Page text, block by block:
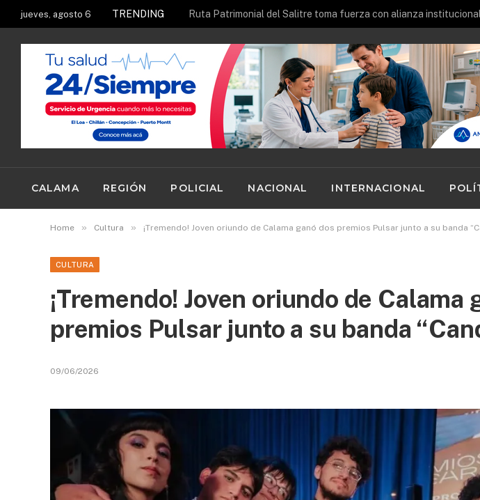
jueves, agosto 6 TRENDING Ruta Patrimonial del Salitre toma fuerza con alianza institucional
CALAMA REGIÓN POLICIAL NACIONAL INTERNACIONAL
Home » Cultura » ¡Tremendo! Joven oriundo de Calama ganó dos premios Pulsar junto a su banda
CULTURA
¡Tremendo! Joven oriundo de Calama
premios Pulsar junto a su banda
09/06/2026